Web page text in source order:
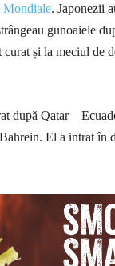
Mondiale. Japonezii
gunoaiele
și la meciul de
după Qatar –
El a intrat în